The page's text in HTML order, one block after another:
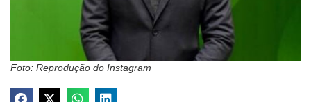
Foto: Reprodução do Instagram